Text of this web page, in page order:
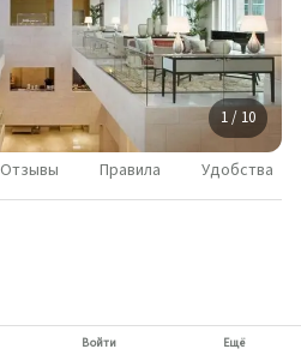
1 / 10
Отзывы Правила Удобства
Войти Ещё